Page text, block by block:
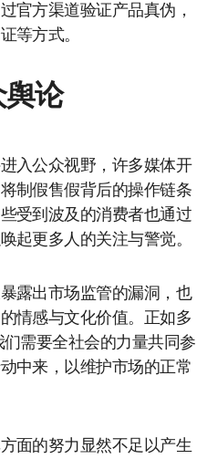
官方渠道验证产品真伪，
等方式。
舆论
入公众视野，许多媒体开
制假售假背后的操作链条
受到波及的消费者也通过
起更多人的关注与警觉。
露出市场监管的漏洞，也
情感与文化价值。正如多
需要全社会的力量共同参
中来，以维护市场的正常
面的努力显然不足以产生